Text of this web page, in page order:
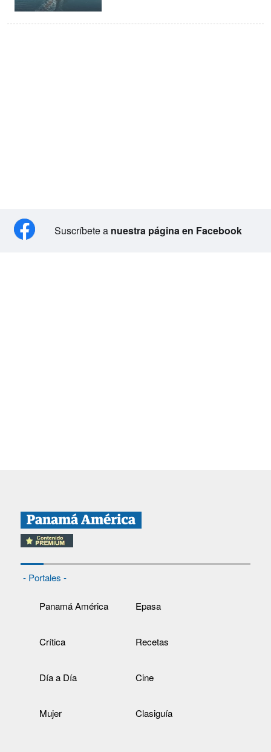
Suscríbete a nuestra página en Facebook
- Portales -
Panamá América Epasa
Crítica Recetas
Día a Día Cine
Mujer Clasiguía